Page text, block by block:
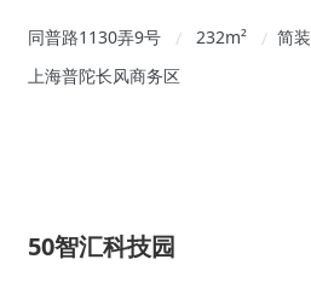
同普路1130弄9号 / 232m² / 简装
上海普陀长风商务区
50智汇科技园